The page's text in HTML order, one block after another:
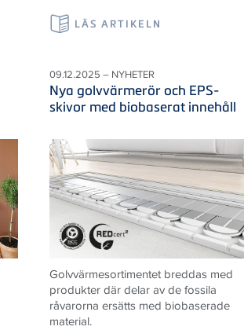
LÄS ARTIKELN
09.12.2025 – NYHETER
Nya golvvärmerör och EPS-
skivor med biobaserat innehåll
Golvvärmesortimentet breddas med
produkter där delar av de fossila
råvarorna ersätts med biobaserade
material.